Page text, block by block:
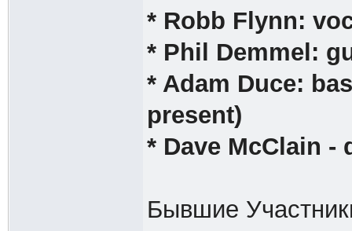
* Robb Flynn:
* Phil Demmel:
* Adam Duce:
present)
* Dave McClain -
Бывшие